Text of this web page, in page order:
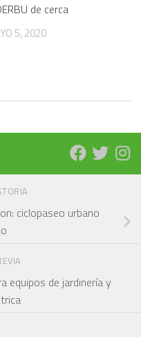
de cerca
5, 2020
ciclopaseo urbano
equipos de jardinería y